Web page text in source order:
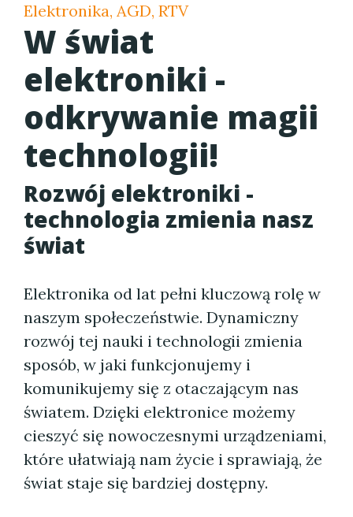
Elektronika, AGD, RTV
W świat
elektroniki -
odkrywanie magii
technologii!
Rozwój elektroniki -
technologia zmienia nasz
świat
Elektronika od lat pełni kluczową rolę w
naszym społeczeństwie. Dynamiczny
rozwój tej nauki i technologii zmienia
sposób, w jaki funkcjonujemy i
komunikujemy się z otaczającym nas
światem. Dzięki elektronice możemy
cieszyć się nowoczesnymi urządzeniami,
które ułatwiają nam życie i sprawiają, że
świat staje się bardziej dostępny.